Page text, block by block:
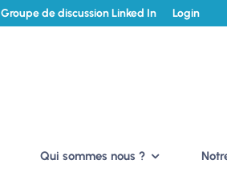
Groupe de discussion Linked In Login
Qui sommes nous ?